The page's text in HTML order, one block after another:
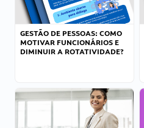
GESTÃO DE PESSOAS: COMO
MOTIVAR FUNCIONÁRIOS E
DIMINUIR A ROTATIVIDADE?